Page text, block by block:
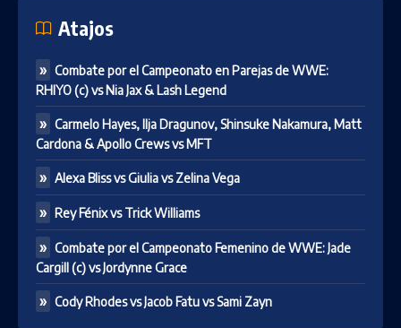
Atajos
Combate por el Campeonato en Parejas de WWE:
RHIYO (c) vs Nia Jax & Lash Legend
Carmelo Hayes, Ilja Dragunov, Shinsuke Nakamura, Matt
Cardona & Apollo Crews vs MFT
Alexa Bliss vs Giulia vs Zelina Vega
Rey Fénix vs Trick Williams
Combate por el Campeonato Femenino de WWE: Jade
Cargill (c) vs Jordynne Grace
Cody Rhodes vs Jacob Fatu vs Sami Zayn